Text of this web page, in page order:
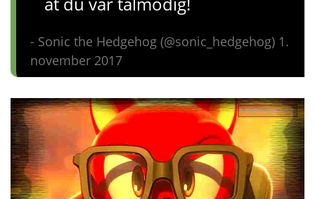
- Sonic the Hedgehog (@sonic_hedgehog) 1.
november 2017